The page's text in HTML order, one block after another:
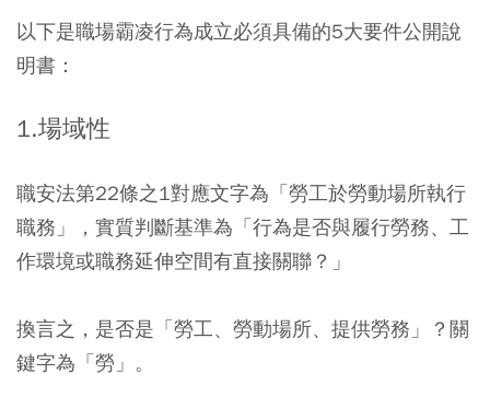
以下是職場霸凌行為成立必須具備的5大要件公開說
明書：
1.場域性
職安法第22條之1對應文字為「勞工於勞動場所執行
職務」，實質判斷基準為「行為是否與履行勞務、工
作環境或職務延伸空間有直接關聯？」
換言之，是否是「勞工、勞動場所、提供勞務」？關
鍵字為「勞」。